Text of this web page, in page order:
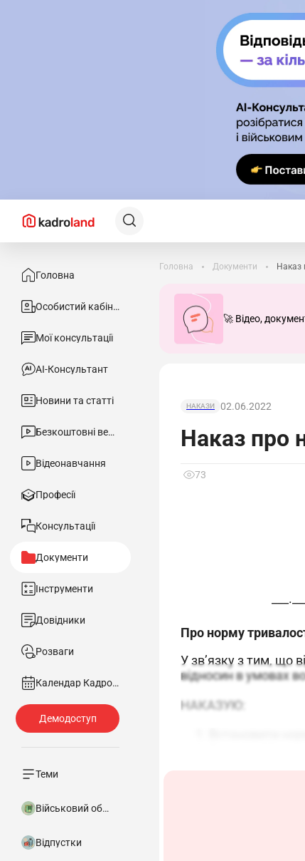
Головна
Особистий кабінет
Мої консультації
АІ-Консультант
Новини та статті
Безкоштовні вебінари
Відеонавчання
Професії
Консультації
Документи
Інструменти
Довідники
Розваги
Календар Кадровика
Теми
Військовий облік
Відпустки
Головна Документи Наказ
🚀 Відео,
НАКАЗИ 02.06.2022
Наказ про
73
Про норму
У зв’язку з тим, що
відносин в умовах
НАКАЗУЮ:
• надіслати